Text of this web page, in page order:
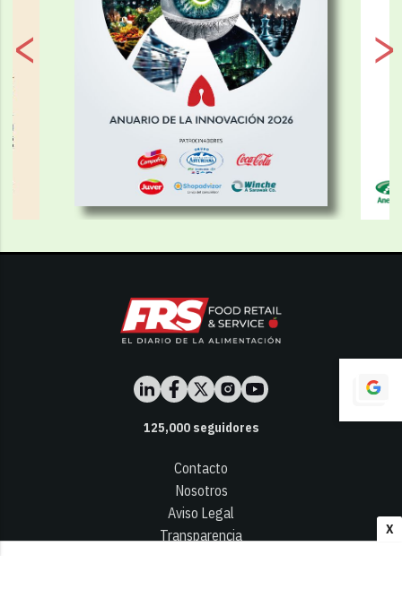
X
125,000seguidores
Contacto
Nosotros
Aviso Legal
Transparencia